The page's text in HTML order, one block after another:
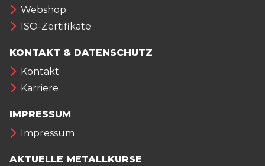
Webshop
ISO-Zertifikate
KONTAKT & DATENSCHUTZ
Kontakt
Karriere
IMPRESSUM
Impressum
AKTUELLE METALLKURSE